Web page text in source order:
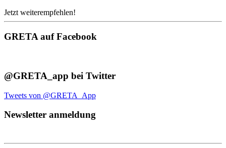
Jetzt weiterempfehlen!
GRETA auf Facebook
@GRETA_app bei Twitter
Tweets von @GRETA_App
Newsletter anmeldung